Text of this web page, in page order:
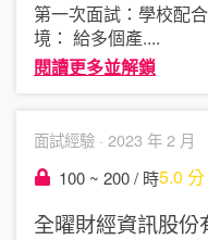
第一次面試：學校配
境： 給多個產....
閱讀更多並解鎖
面試經驗 · 2023 年 2 月
100 ~ 200 / 時5.0 分
全曜財經資訊股份